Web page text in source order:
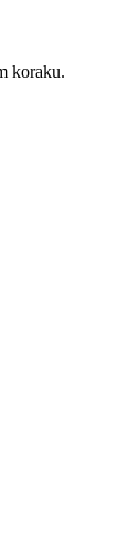
koraku.